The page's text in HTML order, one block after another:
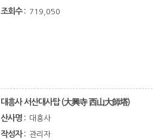
조회수 : 719,050
대흥사 서산대사탑 (大興寺 西山大師塔)
산사명 : 대흥사
작성자 : 관리자